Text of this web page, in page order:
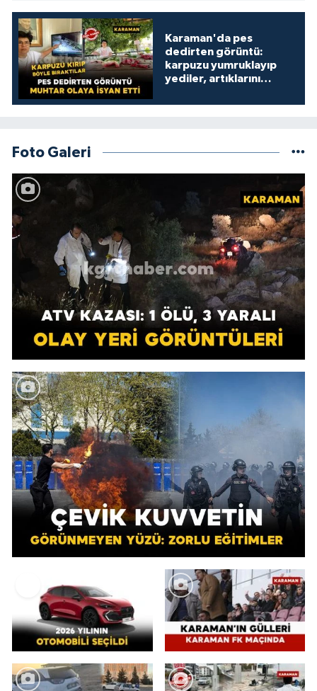
Karaman'da pes
dedirten görüntü:
karpuzu yumruklayıp
yediler, artıklarını
Foto Galeri